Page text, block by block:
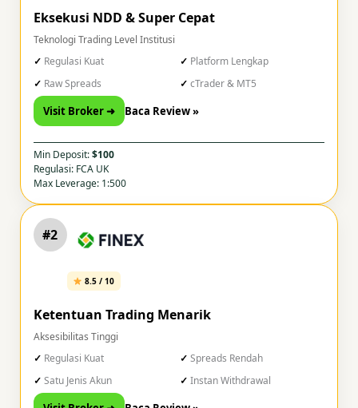
Eksekusi NDD & Super Cepat
Teknologi Trading Level Institusi
Regulasi Kuat
Platform Lengkap
Raw Spreads
cTrader & MT5
Visit Broker ➜ Baca Review »
Min Deposit:$100
Regulasi: FCA UK
Max Leverage: 1:500
#2
8.5 / 10
Ketentuan Trading Menarik
Aksesibilitas Tinggi
Regulasi Kuat
Spreads Rendah
Satu Jenis Akun
Instan Withdrawal